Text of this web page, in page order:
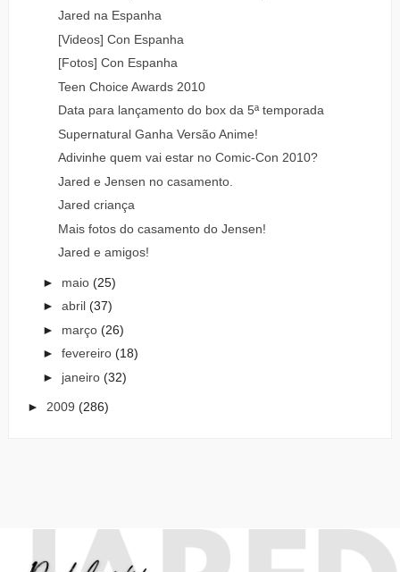
Jared na Espanha
[Videos] Con Espanha
[Fotos] Con Espanha
Teen Choice Awards 2010
Data para lançamento do box da 5ª temporada
Supernatural Ganha Versão Anime!
Adivinhe quem vai estar no Comic-Con 2010?
Jared e Jensen no casamento.
Jared criança
Mais fotos do casamento do Jensen!
Jared e amigos!
► maio (25)
► abril (37)
► março (26)
► fevereiro (18)
► janeiro (32)
► 2009 (286)